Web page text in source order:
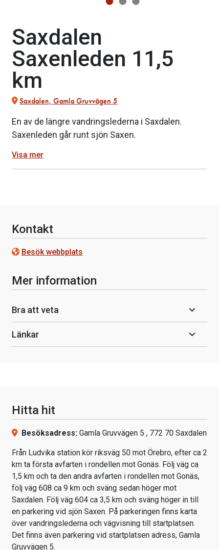
Saxdalen
Saxenleden 11,5
km
Saxdalen, Gamla Gruvvägen 5
En av de längre vandringslederna i Saxdalen.
Saxenleden går runt sjön Saxen.
Visa mer
Kontakt
Besök webbplats
Mer information
Bra att veta
Länkar
Hitta hit
Besöksadress: Gamla Gruvvägen 5 , 772 70 Saxdalen
Från Ludvika station kör riksväg 50 mot Örebro, efter ca 2
km ta första avfarten i rondellen mot Gonäs. Följ väg ca
1,5 km och ta den andra avfarten i rondellen mot Gonäs,
följ väg 608 ca 9 km och sväng sedan höger mot
Saxdalen. Följ väg 604 ca 3,5 km och sväng höger in till
en parkering vid sjön Saxen. På parkeringen finns karta
över vandringslederna och vägvisning till startplatsen.
Det finns även parkering vid startplatsen adress, Gamla
Gruvvägen 5.